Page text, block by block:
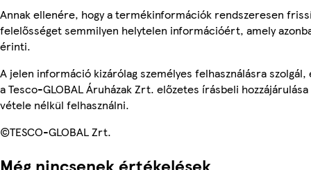
Annak ellenére, hogy a termékinformációk rendszeresen
felelősséget semmilyen helytelen információért, amely
érinti.
A jelen információ kizárólag személyes felhasználásra
a Tesco-GLOBAL Áruházak Zrt. előzetes írásbeli
vétele nélkül felhasználni.
©TESCO-GLOBAL Zrt.
Még nincsenek értékelések